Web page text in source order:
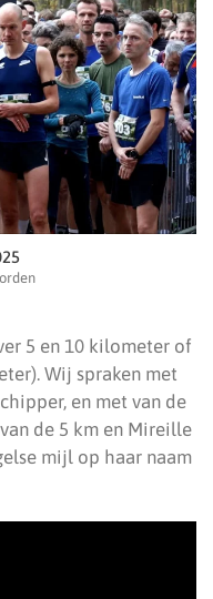
5 en 10 kilometer of
Wij spraken met
en met van de
de 5 km en Mireille
mijl op haar naam